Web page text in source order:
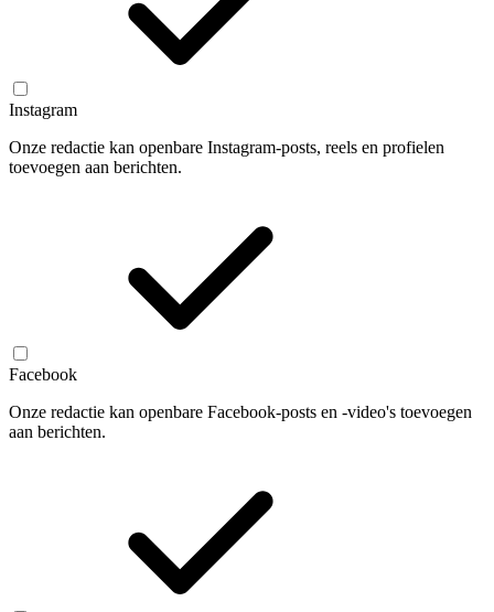
Instagram
Onze redactie kan openbare Instagram-posts, reels en profielen
toevoegen aan berichten.
Facebook
Onze redactie kan openbare Facebook-posts en -video's toevoegen
aan berichten.